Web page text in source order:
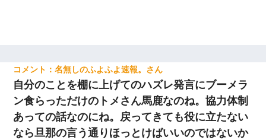
名無しのふよふよ速報。
自分のことを棚に上げてのハズレ発言にブーメラ
ン食らっただけのトメさん馬鹿なのね。協力体制
あっての話なのにね。戻ってきても役に立たない
なら旦那の言う通りほっとけばいいのではないか